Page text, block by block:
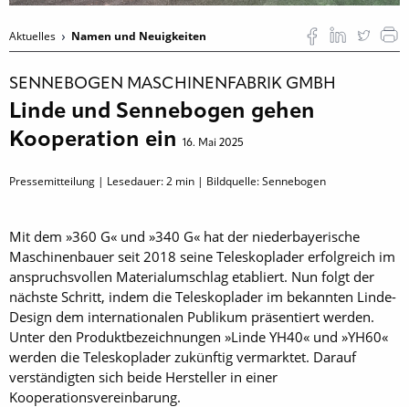
Aktuelles Namen und Neuigkeiten
SENNEBOGEN MASCHINENFABRIK GMBH
Linde und Sennebogen gehen
Kooperation ein
16. Mai 2025
Pressemitteilung | Lesedauer:2 min | Bildquelle: Sennebogen
Mit dem »360 G« und »340 G« hat der niederbayerische
Maschinenbauer seit 2018 seine Teleskoplader erfolgreich im
anspruchsvollen Materialumschlag etabliert. Nun folgt der
nächste Schritt, indem die Teleskoplader im bekannten Linde-
Design dem internationalen Publikum präsentiert werden.
Unter den Produktbezeichnungen »Linde YH40« und »YH60«
werden die Teleskoplader zukünftig vermarktet. Darauf
verständigten sich beide Hersteller in einer
Kooperationsvereinbarung.